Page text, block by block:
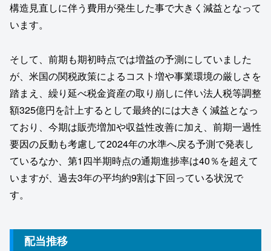
構造見直しに伴う費用が発生した事で大きく減益となって
います。
そして、前期も期初時点では増益の予測にしていました
が、米国の関税政策によるコスト増や事業環境の厳しさを
踏まえ、繰り延べ税金資産の取り崩しに伴い法人税等調整
額325億円を計上するとして最終的には大きく減益となっ
ており、今期は販売増加や収益性改善に加え、前期一過性
要因の反動も考慮して2024年の水準へ戻る予測で発表し
ているなか、第1四半期時点の通期進捗率は40％を超えて
いますが、過去3年の平均約9割は下回っている状況で
す。
配当推移